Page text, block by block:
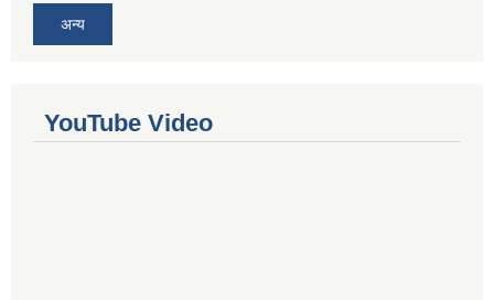
अन्य
YouTube Video